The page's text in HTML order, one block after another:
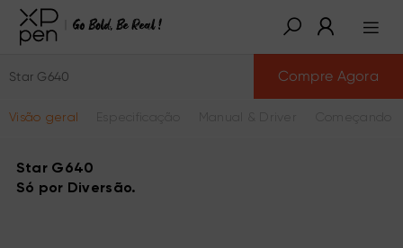
Star G640
Visão geral
Compre Agora
Star G640
Só por Diversão.